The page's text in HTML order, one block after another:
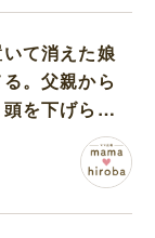
いて消えた娘
。父親から
を下げられ